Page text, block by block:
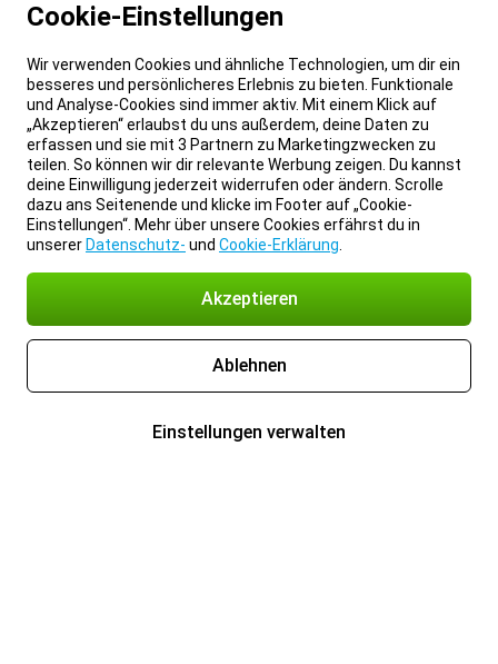
Cookie-Einstellungen
Wir verwenden Cookies und ähnliche Technologien, um dir ein
besseres und persönlicheres Erlebnis zu bieten. Funktionale
und Analyse-Cookies sind immer aktiv. Mit einem Klick auf
„Akzeptieren“ erlaubst du uns außerdem, deine Daten zu
erfassen und sie mit 3 Partnern zu Marketingzwecken zu
teilen. So können wir dir relevante Werbung zeigen. Du kannst
deine Einwilligung jederzeit widerrufen oder ändern. Scrolle
dazu ans Seitenende und klicke im Footer auf „Cookie-
Einstellungen“. Mehr über unsere Cookies erfährst du in
unserer Datenschutz- und Cookie-Erklärung
Akzeptieren
Ablehnen
Einstellungen verwalten